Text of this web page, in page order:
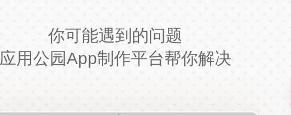
你可能遇到的问题
应用公园App制作平台帮你解决